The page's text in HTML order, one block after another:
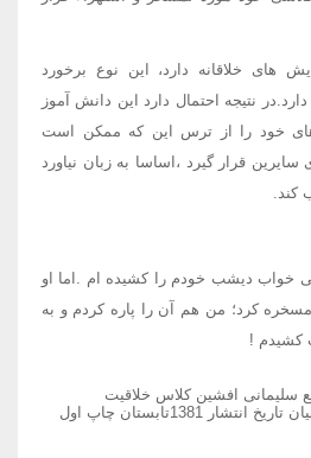
های خلاقانه دارد، این نوع برخورد
نتیجه احتمال دارد این دانش آموز
های خود را از ترس این که ممکن است
قرار گیرد ،اساسا به زبان نیاورد
خواب دیشب خودم را کشیده ام .اما او
کرد؛ من هم آن را پاره کردم و به
کشیدم !
سلیمانی افشین کلاس خلاقیت
انتشارات انجمن اولیاء و مربیان تاریخ انتشار 1381تابستان چاپ اول